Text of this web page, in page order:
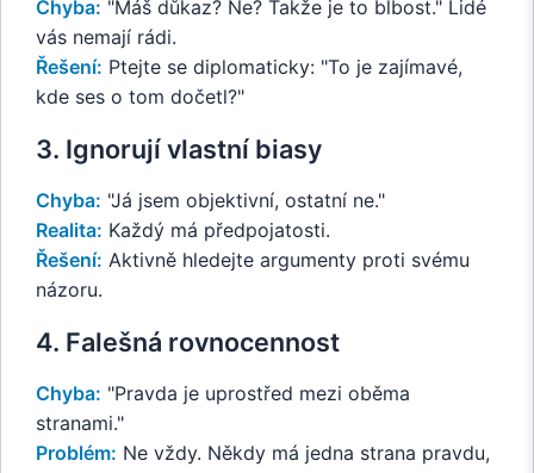
Chyba: "Máš důkaz? Ne? Takže je to blbost." Lidé
vás nemají rádi.
Řešení: Ptejte se diplomaticky: "To je zajímavé,
kde ses o tom dočetl?"
3. Ignorují vlastní biasy
Chyba: "Já jsem objektivní, ostatní ne."
Realita: Každý má předpojatosti.
Řešení: Aktivně hledejte argumenty proti svému
názoru.
4. Falešná rovnocennost
Chyba: "Pravda je uprostřed mezi oběma
stranami."
Problém: Ne vždy. Někdy má jedna strana pravdu,